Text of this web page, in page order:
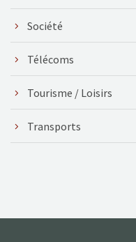
Société
Télécoms
Tourisme / Loisirs
Transports